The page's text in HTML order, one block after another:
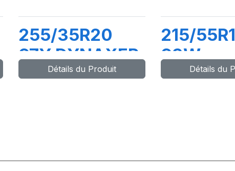
255/35R20
97Y DYNAXER
UHPDétails du Produit
215/
93W
Détails du